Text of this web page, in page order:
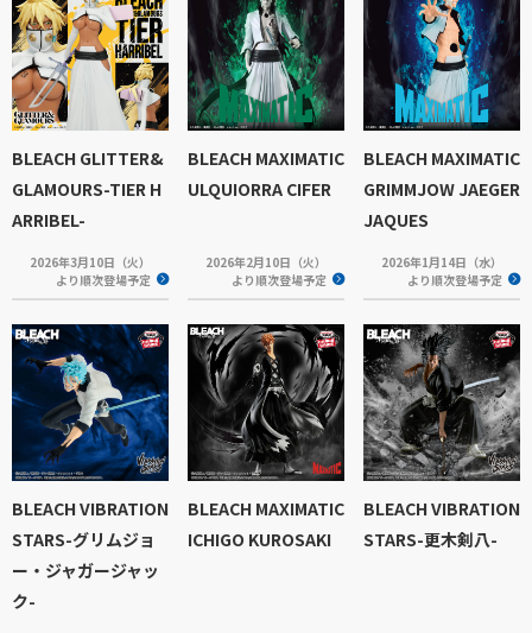
BLEACH GLITTER&
GLAMOURS-TIER H
ARRIBEL-
2026年3月10日（火）
より順次登場予定
BLEACH MAXIMATIC
ULQUIORRA CIFER
2026年2月10日（火）
より順次登場予定
BLEACH MAXIMATIC
GRIMMJOW JAEGER
JAQUES
2026年1月14日（水）
より順次登場予定
BLEACH VIBRATION
STARS-グリムジョ
ー・ジャガージャッ
ク-
BLEACH MAXIMATIC
ICHIGO KUROSAKI
BLEACH VIBRATION
STARS-更木剣八-